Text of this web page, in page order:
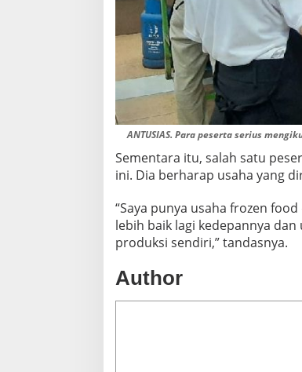
ANTUSIAS. Para peserta serius
Sementara itu, salah satu
ini. Dia berharap usaha yang
“Saya punya usaha frozen
lebih baik lagi kedepannya
produksi sendiri,” tandasnya.
Author